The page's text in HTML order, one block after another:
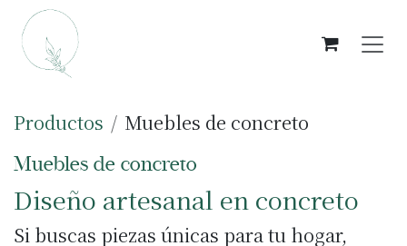
Ir al contenido
Productos
Muebles de concreto
Muebles de concreto
Diseño artesanal en concreto
Si buscas piezas únicas para tu hogar,